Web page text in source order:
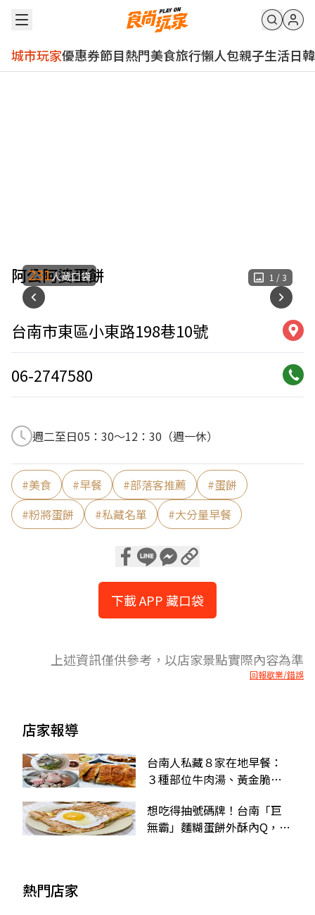
城市玩家優惠券節目熱門美食旅行懶人包親子生活日韓
阿公阿婆蛋餅 1 / 3
231人藏口袋
台南市東區小東路198巷10號
06-2747580
週二至日05：30〜12：30（週一休）
#美食 #早餐 #部落客推薦 #蛋餅
#粉將蛋餅 #私藏名單 #大分量早餐
下載 APP 藏口袋
上述資訊僅供參考，以店家景點實際內容為準
回報歇業/錯誤
店家報導
台南人私藏８家在地早餐：
３種部位牛肉湯、黃金脆皮
想吃得抽號碼牌！台南「巨
無霸」麵糊蛋餅外酥內Q，再
熱門店家